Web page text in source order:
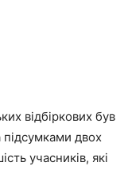
відбіркових був
двох
учасників, які